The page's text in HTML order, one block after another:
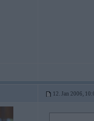
12. Jan 2006,